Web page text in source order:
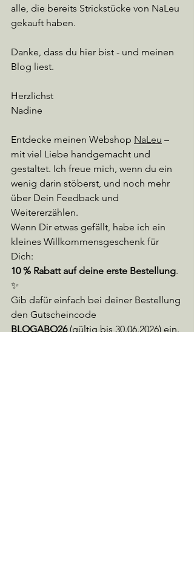
alle, die bereits Strickstücke von NaLeu
gekauft haben.
Danke, dass du hier bist - und meinen
Blog liest.
Herzlichst
Nadine
Entdecke meinen Webshop NaLeu –
mit viel Liebe handgemacht und
gestaltet. Ich freue mich, wenn du ein
wenig darin stöberst, und noch mehr
über Dein Feedback und
Weitererzählen.
Wenn Dir etwas gefällt, habe ich ein
kleines Willkommensgeschenk für
Dich:
10 % Rabatt auf deine erste Bestellung.
✨
Gib dafür einfach bei deiner Bestellung
den Gutscheincode
BLOGABO26 (gültig bis 30.06.2026) ein.